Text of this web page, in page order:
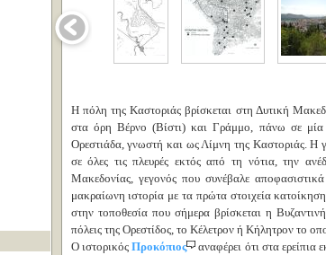
Η πόλη της Καστοριάς βρίσκεται στη Δυτική
στα όρη Βέρνο (Βίστι) και Γράμμο, πάνω σε μία
Ορεστιάδα, γνωστή και ως Λίμνη της Καστοριάς. Η
σε όλες τις πλευρές εκτός από τη νότια, την
Μακεδονίας, γεγονός που συνέβαλε
μακραίωνη ιστορία με τα πρώτα στοιχεία
στην τοποθεσία που σήμερα βρίσκεται η
πόλεις της Ορεστίδος, το Κέλετρον ή Κήλητρον το
Ο ιστορικόςΠροκόπιος αναφέρει ότι στα ερείπια